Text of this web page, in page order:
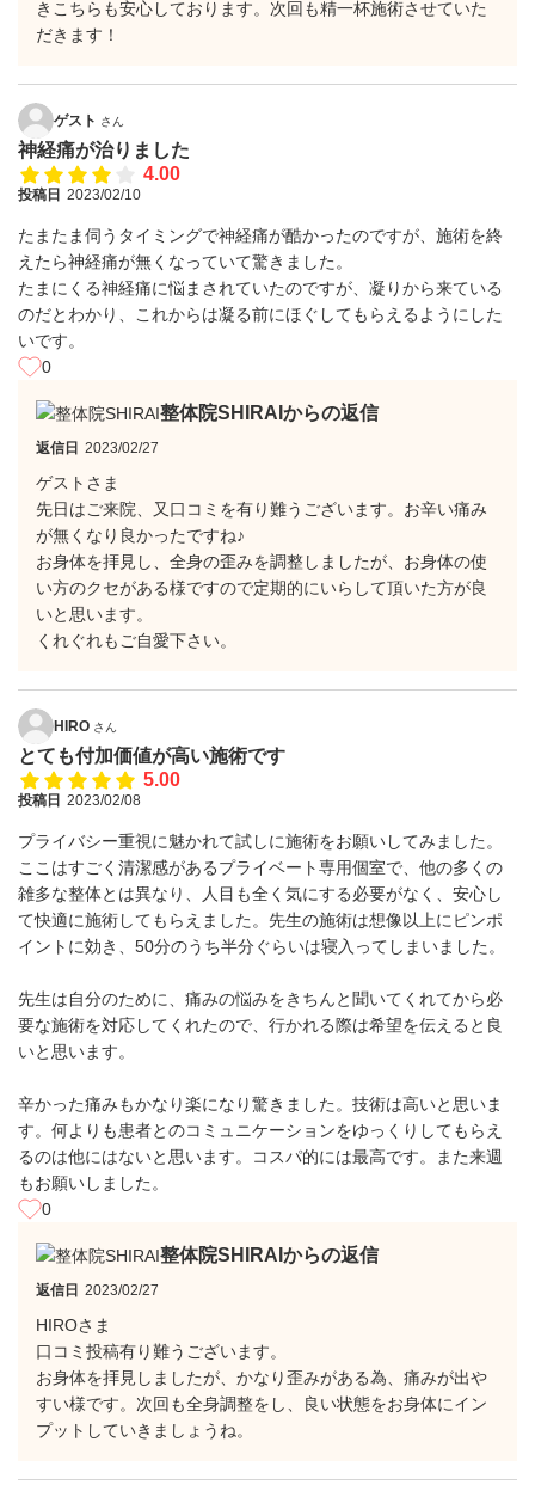
きこちらも安心しております。次回も精一杯施術させていた
だきます！
ゲスト さん
神経痛が治りました
4.00
投稿日 2023/02/10
たまたま伺うタイミングで神経痛が酷かったのですが、施術を終
えたら神経痛が無くなっていて驚きました。
たまにくる神経痛に悩まされていたのですが、凝りから来ている
のだとわかり、これからは凝る前にほぐしてもらえるようにした
いです。
0
整体院SHIRAIからの返信
返信日 2023/02/27
ゲストさま
先日はご来院、又口コミを有り難うございます。お辛い痛み
が無くなり良かったですね♪
お身体を拝見し、全身の歪みを調整しましたが、お身体の使
い方のクセがある様ですので定期的にいらして頂いた方が良
いと思います。
くれぐれもご自愛下さい。
HIRO さん
とても付加価値が高い施術です
5.00
投稿日 2023/02/08
プライバシー重視に魅かれて試しに施術をお願いしてみました。
ここはすごく清潔感があるプライベート専用個室で、他の多くの
雑多な整体とは異なり、人目も全く気にする必要がなく、安心し
て快適に施術してもらえました。先生の施術は想像以上にピンポ
イントに効き、50分のうち半分ぐらいは寝入ってしまいました。
先生は自分のために、痛みの悩みをきちんと聞いてくれてから必
要な施術を対応してくれたので、行かれる際は希望を伝えると良
いと思います。
辛かった痛みもかなり楽になり驚きました。技術は高いと思いま
す。何よりも患者とのコミュニケーションをゆっくりしてもらえ
るのは他にはないと思います。コスパ的には最高です。また来週
もお願いしました。
0
整体院SHIRAIからの返信
返信日 2023/02/27
HIROさま
口コミ投稿有り難うございます。
お身体を拝見しましたが、かなり歪みがある為、痛みが出や
すい様です。次回も全身調整をし、良い状態をお身体にイン
プットしていきましょうね。